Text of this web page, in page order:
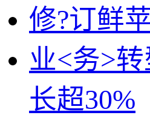
修?订鲜
业<务>
长超30%